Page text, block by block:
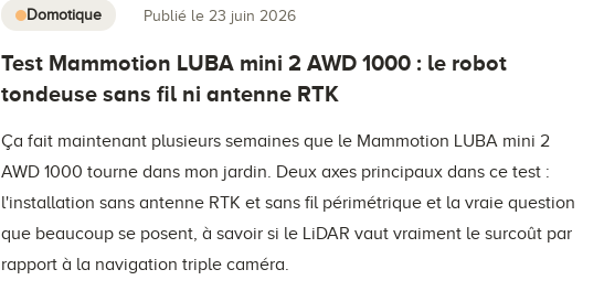
Domotique Publié le 23 juin 2026
Test Mammotion LUBA mini 2 AWD 1000 : le robot
tondeuse sans fil ni antenne RTK
Ça fait maintenant plusieurs semaines que le Mammotion LUBA mini 2
AWD 1000 tourne dans mon jardin. Deux axes principaux dans ce test :
l'installation sans antenne RTK et sans fil périmétrique et la vraie question
que beaucoup se posent, à savoir si le LiDAR vaut vraiment le surcoût par
rapport à la navigation triple caméra.